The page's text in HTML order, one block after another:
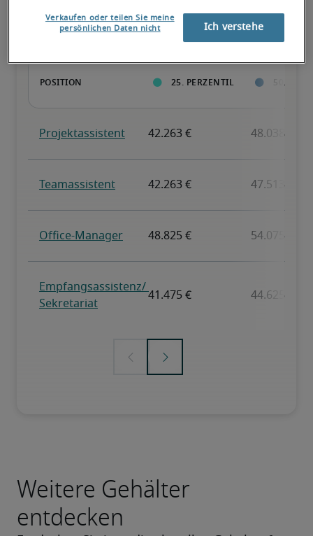
Positionen
Weitere Gehälter
entdecken
Verkaufen oder teilen Sie meine
persönlichen Daten nicht
Ich verstehe